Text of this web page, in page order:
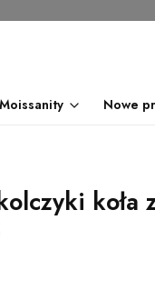
Moissanity Nowe